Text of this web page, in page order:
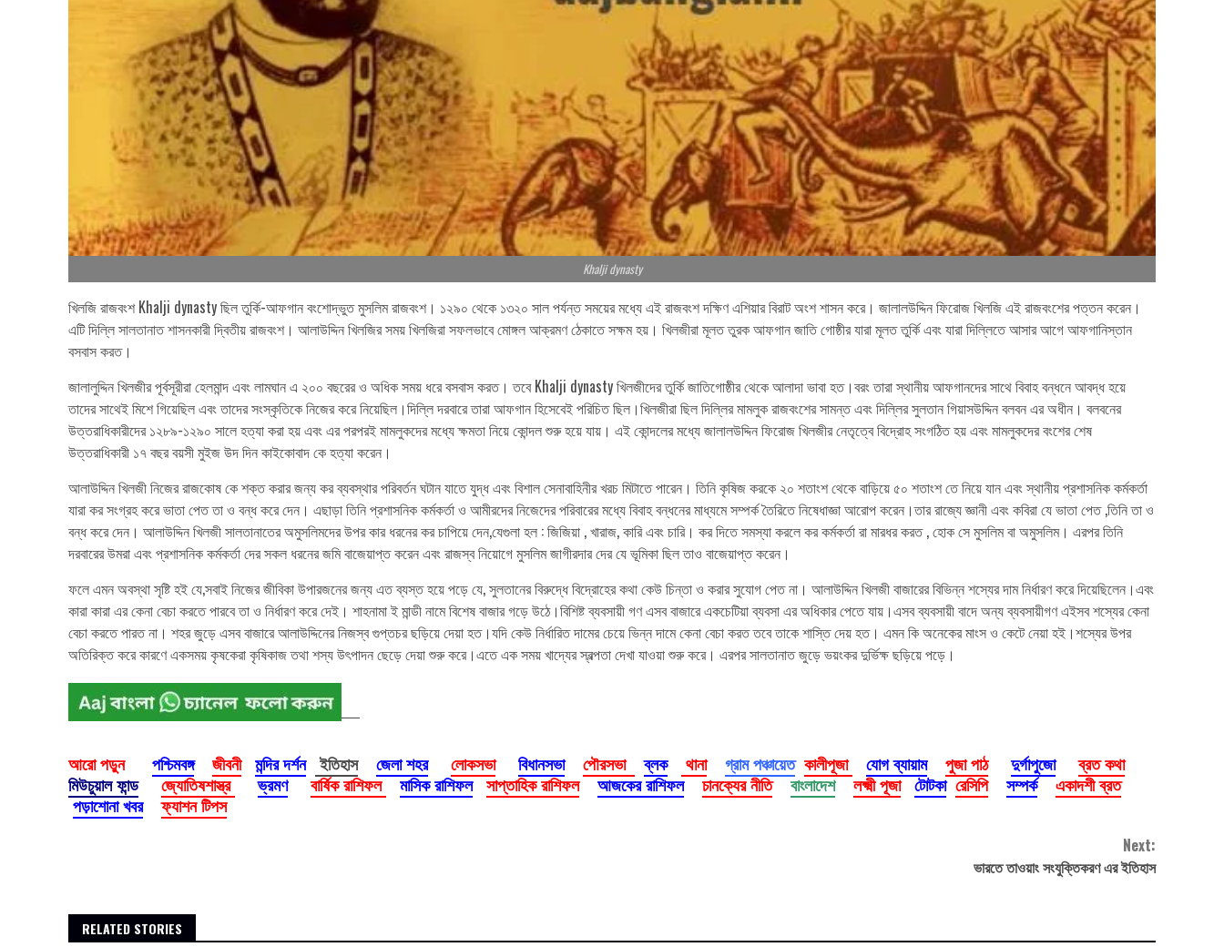
Khalji dynasty
খিলজি রাজবংশ Khalji dynasty ছিল তুর্কি-আফগান বংশোদ্ভুত মুসলিম রাজবংশ। ১২৯০ থেকে ১৩২০ সাল পর্যন্ত সময়ের মধ্যে এই রাজবংশ দক্ষিণ এশিয়ার বিরাট অংশ শাসন করে। জালালউদ্দিন ফিরোজ খিলজি এই রাজবংশের পত্তন করেন।
এটি দিল্লি সালতানাত শাসনকারী দ্বিতীয় রাজবংশ। আলাউদ্দিন খিলজির সময় খিলজিরা সফলভাবে মোঙ্গল আক্রমণ ঠেকাতে সক্ষম হয়। খিলজীরা মূলত তুরক আফগান জাতি গোষ্ঠীর যারা মূলত তুর্কি এবং যারা দিল্লিতে আসার আগে আফগানিস্তান
বসবাস করত।
জালালুদ্দিন খিলজীর পূর্বসূরীরা হেলমান্দ এবং লামঘান এ ২০০ বছরের ও অধিক সময় ধরে বসবাস করত। তবে Khalji dynasty খিলজীদের তুর্কি জাতিগোষ্ঠীর থেকে আলাদা ভাবা হত।বরং তারা স্থানীয় আফগানদের সাথে বিবাহ বন্ধনে আবদ্ধ হয়ে
তাদের সাথেই মিশে গিয়েছিল এবং তাদের সংস্কৃতিকে নিজের করে নিয়েছিল।দিল্লি দরবারে তারা আফগান হিসেবেই পরিচিত ছিল।খিলজীরা ছিল দিল্লির মামলুক রাজবংশের সামন্ত এবং দিল্লির সুলতান গিয়াসউদ্দিন বলবন এর অধীন। বলবনের
উত্তরাধিকারীদের ১২৮৯-১২৯০ সালে হত্যা করা হয় এবং এর পরপরই মামলুকদের মধ্যে ক্ষমতা নিয়ে কোন্দল শুরু হয়ে যায়। এই কোন্দলের মধ্যে জালালউদ্দিন ফিরোজ খিলজীর নেতৃত্বে বিদ্রোহ সংগঠিত হয় এবং মামলুকদের বংশের শেষ
উত্তরাধিকারী ১৭ বছর বয়সী মুইজ উদ দিন কাইকোবাদ কে হত্যা করেন।
আলাউদ্দিন খিলজী নিজের রাজকোষ কে শক্ত করার জন্য কর ব্যবস্থার পরিবর্তন ঘটান যাতে যুদ্ধ এবং বিশাল সেনাবাহিনীর খরচ মিটাতে পারেন। তিনি কৃষিজ করকে ২০ শতাংশ থেকে বাড়িয়ে ৫০ শতাংশ তে নিয়ে যান এবং স্থানীয় প্রশাসনিক কর্মকর্তা
যারা কর সংগ্রহ করে ভাতা পেত তা ও বন্ধ করে দেন। এছাড়া তিনি প্রশাসনিক কর্মকর্তা ও আমীরদের নিজেদের পরিবারের মধ্যে বিবাহ বন্ধনের মাধ্যমে সম্পর্ক তৈরিতে নিষেধাজ্ঞা আরোপ করেন।তার রাজ্যে জ্ঞানী এবং কবিরা যে ভাতা পেত ,তিনি তা ও
বন্ধ করে দেন। আলাউদ্দিন খিলজী সালতানাতের অমুসলিমদের উপর কার ধরনের কর চাপিয়ে দেন,যেগুলা হল : জিজিয়া , খারাজ, কারি এবং চারি। কর দিতে সমস্যা করলে কর কর্মকর্তা রা মারধর করত , হোক সে মুসলিম বা অমুসলিম। এরপর তিনি
দরবারের উমরা এবং প্রশাসনিক কর্মকর্তা দের সকল ধরনের জমি বাজেয়াপ্ত করেন এবং রাজস্ব নিয়োগে মুসলিম জাগীরদার দের যে ভূমিকা ছিল তাও বাজেয়াপ্ত করেন।
ফলে এমন অবস্থা সৃষ্টি হই যে,সবাই নিজের জীবিকা উপারজনের জন্য এত ব্যস্ত হয়ে পড়ে যে, সুলতানের বিরুদ্ধে বিদ্রোহের কথা কেউ চিন্তা ও করার সুযোগ পেত না। আলাউদ্দিন খিলজী বাজারের বিভিন্ন শস্যের দাম নির্ধারণ করে দিয়েছিলেন।এবং
কারা কারা এর কেনা বেচা করতে পারবে তা ও নির্ধারণ করে দেই। শাহনামা ই মান্ডী নামে বিশেষ বাজার গড়ে উঠে।বিশিষ্ট ব্যবসায়ী গণ এসব বাজারে একচেটিয়া ব্যবসা এর অধিকার পেতে যায়।এসব ব্যবসায়ী বাদে অন্য ব্যবসায়ীগণ এইসব শস্যের কেনা
বেচা করতে পারত না। শহর জুড়ে এসব বাজারে আলাউদ্দিনের নিজস্ব গুপ্তচর ছড়িয়ে দেয়া হত।যদি কেউ নির্ধারিত দামের চেয়ে ভিন্ন দামে কেনা বেচা করত তবে তাকে শাস্তি দেয় হত। এমন কি অনেকের মাংস ও কেটে নেয়া হই।শস্যের উপর
অতিরিক্ত করে কারণে একসময় কৃষকেরা কৃষিকাজ তথা শস্য উৎপাদন ছেড়ে দেয়া শুরু করে।এতে এক সময় খাদ্যের স্বল্পতা দেখা যাওয়া শুরু করে। এরপর সালতানাত জুড়ে ভয়ংকর দুর্ভিক্ষ ছড়িয়ে পড়ে।
আরো পড়ুন পশ্চিমবঙ্গ জীবনী মন্দির দর্শন ইতিহাস জেলা শহর লোকসভা বিধানসভা পৌরসভা ব্লক থানা গ্রাম পঞ্চায়েত কালীপূজা যোগ ব্যায়াম পুজা পাঠ দুর্গাপুজো
ব্রত কথা
মিউচুয়াল ফান্ড
জ্যোতিষশাস্ত্র ভ্রমণ বার্ষিক রাশিফল মাসিক রাশিফল সাপ্তাহিক রাশিফল আজকের রাশিফল চানক্যের নীতি বাংলাদেশ লক্ষ্মী পূজা টোটকা রেসিপি সম্পর্ক
একাদশী ব্রত
পড়াশোনা খবর
ফ্যাশন টিপস
Next:
ভারতে তাওয়াং সংযুক্তিকরণ এর ইতিহাস
RELATED STORIES